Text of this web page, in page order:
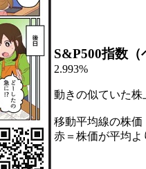
S&P500指数
2.993%
動きの似ていた
移動平均線の株価
赤＝株価が平均